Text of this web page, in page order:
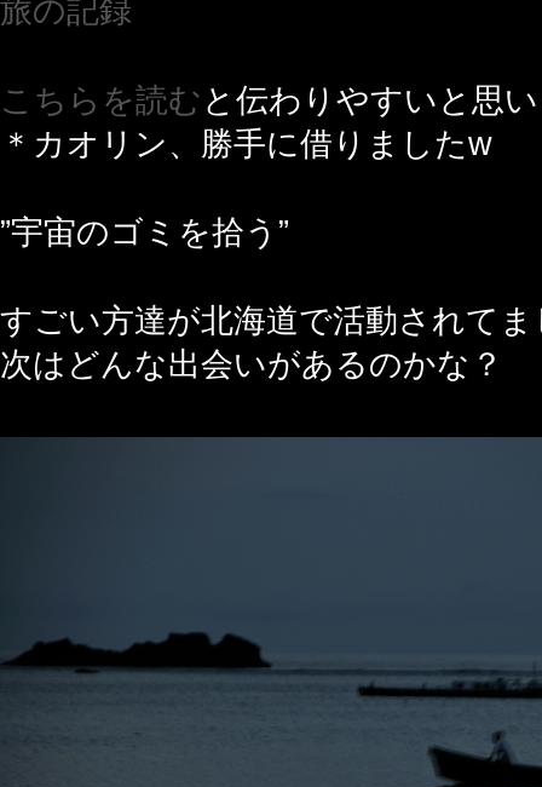
旅の記録
こちらを読む と伝わりやすいと思
＊カオリン、勝手に借りましたw
”宇宙のゴミを拾う”
すごい方達が北海道で活動されて
次はどんな出会いがあるのかな？